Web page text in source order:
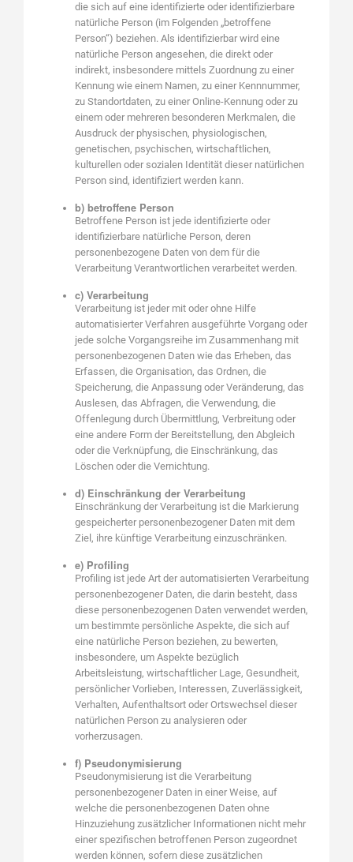
die sich auf eine identifizierte oder identifizierbare
natürliche Person (im Folgenden „betroffene
Person“) beziehen. Als identifizierbar wird eine
natürliche Person angesehen, die direkt oder
indirekt, insbesondere mittels Zuordnung zu einer
Kennung wie einem Namen, zu einer Kennnummer,
zu Standortdaten, zu einer Online-Kennung oder zu
einem oder mehreren besonderen Merkmalen, die
Ausdruck der physischen, physiologischen,
genetischen, psychischen, wirtschaftlichen,
kulturellen oder sozialen Identität dieser natürlichen
Person sind, identifiziert werden kann.
b) betroffene Person
Betroffene Person ist jede identifizierte oder
identifizierbare natürliche Person, deren
personenbezogene Daten von dem für die
Verarbeitung Verantwortlichen verarbeitet werden.
c) Verarbeitung
Verarbeitung ist jeder mit oder ohne Hilfe
automatisierter Verfahren ausgeführte Vorgang oder
jede solche Vorgangsreihe im Zusammenhang mit
personenbezogenen Daten wie das Erheben, das
Erfassen, die Organisation, das Ordnen, die
Speicherung, die Anpassung oder Veränderung, das
Auslesen, das Abfragen, die Verwendung, die
Offenlegung durch Übermittlung, Verbreitung oder
eine andere Form der Bereitstellung, den Abgleich
oder die Verknüpfung, die Einschränkung, das
Löschen oder die Vernichtung.
d) Einschränkung der Verarbeitung
Einschränkung der Verarbeitung ist die Markierung
gespeicherter personenbezogener Daten mit dem
Ziel, ihre künftige Verarbeitung einzuschränken.
e) Profiling
Profiling ist jede Art der automatisierten Verarbeitung
personenbezogener Daten, die darin besteht, dass
diese personenbezogenen Daten verwendet werden,
um bestimmte persönliche Aspekte, die sich auf
eine natürliche Person beziehen, zu bewerten,
insbesondere, um Aspekte bezüglich
Arbeitsleistung, wirtschaftlicher Lage, Gesundheit,
persönlicher Vorlieben, Interessen, Zuverlässigkeit,
Verhalten, Aufenthaltsort oder Ortswechsel dieser
natürlichen Person zu analysieren oder
vorherzusagen.
f) Pseudonymisierung
Pseudonymisierung ist die Verarbeitung
personenbezogener Daten in einer Weise, auf
welche die personenbezogenen Daten ohne
Hinzuziehung zusätzlicher Informationen nicht mehr
einer spezifischen betroffenen Person zugeordnet
werden können, sofern diese zusätzlichen